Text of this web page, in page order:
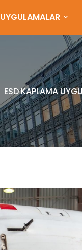
UYGULAMALAR
ESD KAPLAMA